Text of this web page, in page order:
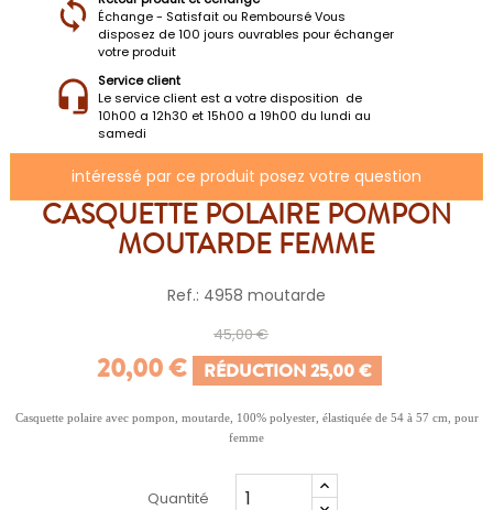
Échange - Satisfait ou Remboursé Vous
disposez de 100 jours ouvrables pour échanger
votre produit
Service client
Le service client est a votre disposition de
10h00 a 12h30 et 15h00 a 19h00 du lundi au
samedi
intéressé par ce produit posez votre question
CASQUETTE POLAIRE POMPON
MOUTARDE FEMME
Ref.: 4958 moutarde
45,00 €
20,00 € RÉDUCTION 25,00 €
Casquette polaire avec pompon, moutarde, 100% polyester, élastiquée de 54 à 57 cm, pour
femme
Quantité